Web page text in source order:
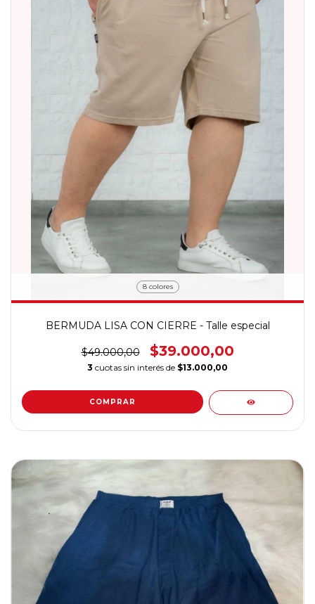
8 colores
BERMUDA LISA CON CIERRE - Talle especial
$49.000,00 $39.000,00
3 cuotas sin interés de $13.000,00
COMPRAR